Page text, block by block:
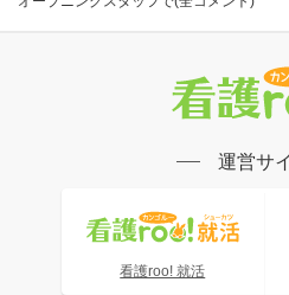
運営サ
看護roo! 就活